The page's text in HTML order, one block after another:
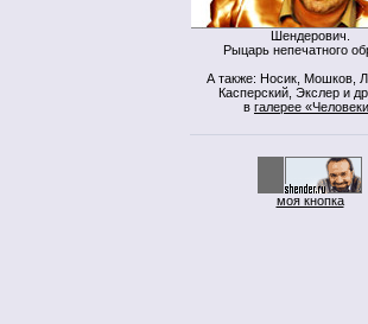
Шендерович.
Рыцарь непечатного
А также: Носик, Мошков,
Касперский, Экслер и
в галерее
моя кнопка